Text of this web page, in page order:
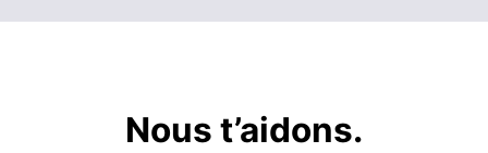
Nous t’aidons.